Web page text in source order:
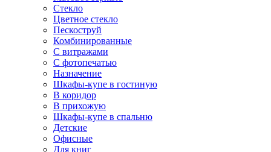
Стекло
Цветное стекло
Пескоструй
Комбинированные
С витражами
С фотопечатью
Назначение
Шкафы-купе в гостиную
В коридор
В прихожую
Шкафы-купе в спальню
Детские
Офисные
Для книг